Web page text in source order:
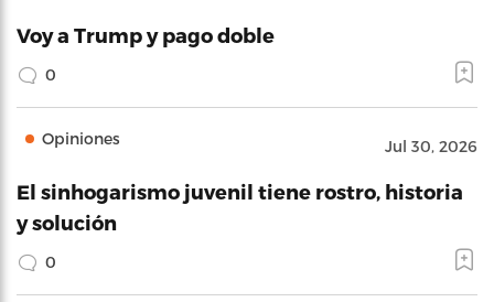
Voy a Trump y pago doble
0
Opiniones Jul 30, 2026
El sinhogarismo juvenil tiene rostro, historia
y solución
0